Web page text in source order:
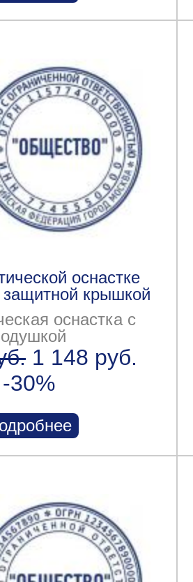
оснастке
защитной крышкой
оснастка с
1 148 руб.
-30%